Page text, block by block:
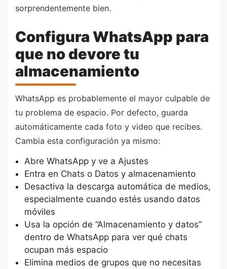
sorprendentemente bien.
Configura WhatsApp para
que no devore tu
almacenamiento
WhatsApp es probablemente el mayor culpable de
tu problema de espacio. Por defecto, guarda
automáticamente cada foto y video que recibes.
Cambia esta configuración ya mismo:
Abre WhatsApp y ve a Ajustes
Entra en Chats o Datos y almacenamiento
Desactiva la descarga automática de medios,
especialmente cuando estés usando datos
móviles
Usa la opción de “Almacenamiento y datos”
dentro de WhatsApp para ver qué chats
ocupan más espacio
Elimina medios de grupos que no necesitas